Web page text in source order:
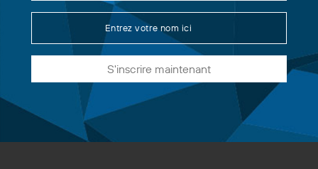
S'inscrire maintenant